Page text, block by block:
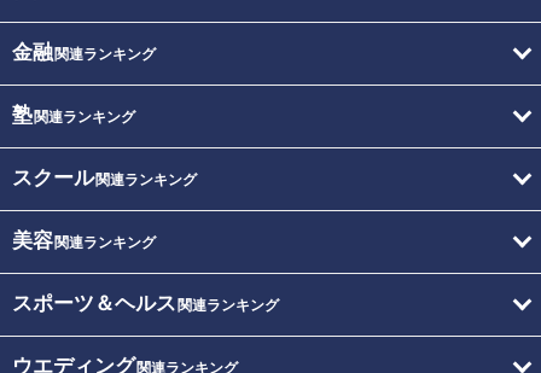
金融関連ランキング
塾関連ランキング
スクール関連ランキング
美容関連ランキング
スポーツ＆ヘルス 関連ランキング
ウエディング関連ランキング